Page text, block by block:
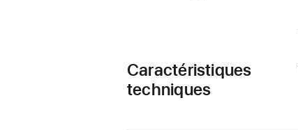
Caractéristiques
techniques